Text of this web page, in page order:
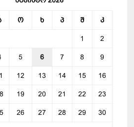
ო ხ პ შ კ
1 2
5 6 7 8 9
12 13 14 15 16
19 20 21 22 23
26 27 28 29 30